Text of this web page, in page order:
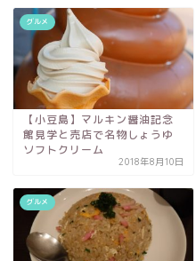
グルメ
【小豆島】マルキン醤油記念
館見学と売店で名物しょうゆ
ソフトクリーム
2018年8月10日
グルメ